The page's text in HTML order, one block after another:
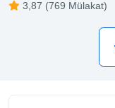
3,87 (769 Mülakat)